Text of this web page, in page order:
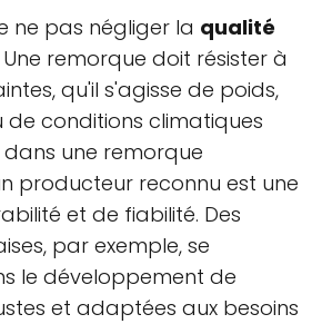
ne pas négliger la qualité
Une remorque doit résister à
qu'il s'agisse de poids,
de conditions climatiques
dans une remorque
producteur reconnu est une
et de fiabilité. Des
par exemple, se
le développement de
et adaptées aux besoins